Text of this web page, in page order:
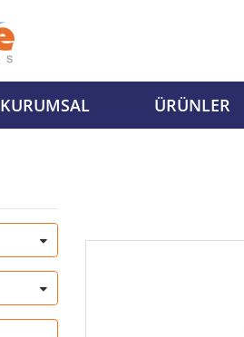
KURUMSAL ÜRÜNLER